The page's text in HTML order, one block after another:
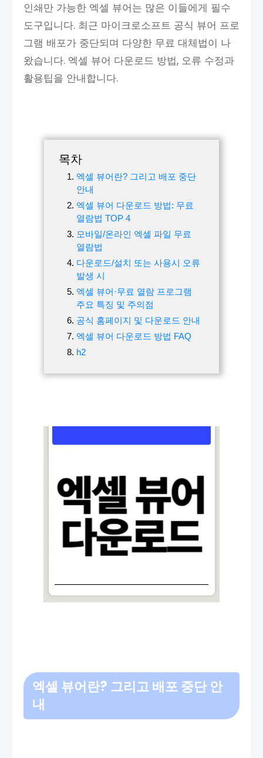
인쇄만 가능한 엑셀 뷰어는 많은 이들에게 필수
도구입니다. 최근 마이크로소프트 공식 뷰어 프로
그램 배포가 중단되며 다양한 무료 대체법이 나
왔습니다. 엑셀 뷰어 다운로드 방법, 오류 수정과
활용팁을 안내합니다.
목차
엑셀 뷰어란? 그리고 배포 중단
안내
엑셀 뷰어 다운로드 방법: 무료
열람법 TOP 4
모바일/온라인 엑셀 파일 무료
열람법
다운로드/설치 또는 사용시 오류
발생 시
엑셀 뷰어·무료 열람 프로그램
주요 특징 및 주의점
공식 홈페이지 및 다운로드 안내
엑셀 뷰어 다운로드 방법 FAQ
h2
엑셀 뷰어란? 그리고 배포 중단 안
내